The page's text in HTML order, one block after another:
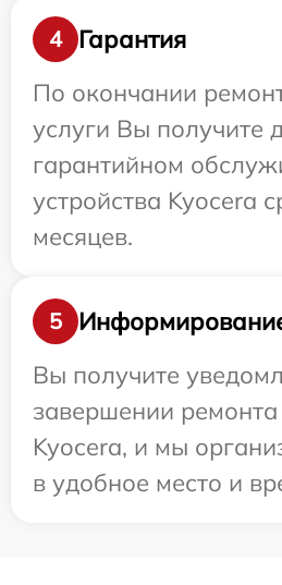
4
Гарантия
По окончании
услуги Вы получите
гарантийном
устройства Kyocera
месяцев.
5
Вы получите
завершении ремонта
Kyocera, и мы
в удобное место и